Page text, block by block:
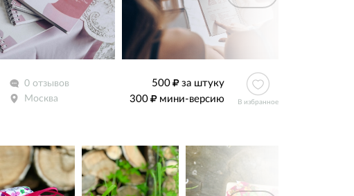
0 отзывов
Москва
500
за штуку
300
мини-версию В избранное